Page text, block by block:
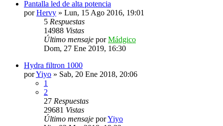
Pantalla led de alta potencia
porHervy » Lun, 15 Ago 2016, 19:01
5 Respuestas
14988 Vistas
Último mensaje porMádgico
Dom, 27 Ene 2019, 16:30
Hydra filtron 1000
porYiyo » Sab, 20 Ene 2018, 20:06
1
2
27 Respuestas
29681 Vistas
Último mensaje porYiyo